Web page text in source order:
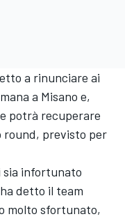
a rinunciare ai
a Misano e,
potrà recuperare
round, previsto per
sia infortunato
detto il team
molto sfortunato,